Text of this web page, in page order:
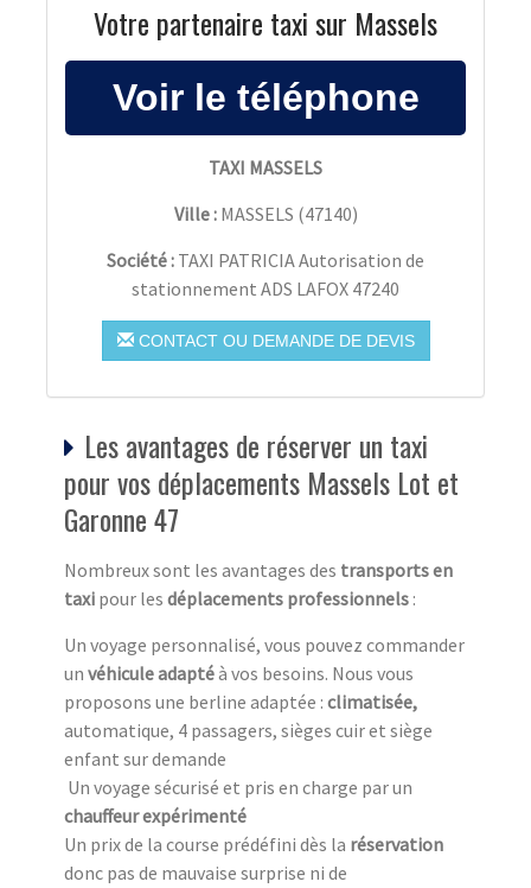
Votre partenaire taxi sur Massels
TAXI MASSELS
Ville : MASSELS (47140)
Société : TAXI PATRICIA Autorisation de
stationnement ADS LAFOX 47240
CONTACT OU DEMANDE DE DEVIS
Les avantages de réserver un taxi
pour vos déplacements Massels Lot et
Garonne 47
Nombreux sont les avantages des transports en
taxi pour les déplacements professionnels :
Un voyage personnalisé, vous pouvez commander
un véhicule adaptéà vos besoins. Nous vous
proposons une berline adaptée : climatisée,
automatique, 4 passagers, sièges cuir et siège
enfant sur demande
Un voyage sécurisé et pris en charge par un
chauffeur expérimenté
Un prix de la course prédéfini dès la réservation
donc pas de mauvaise surprise ni de